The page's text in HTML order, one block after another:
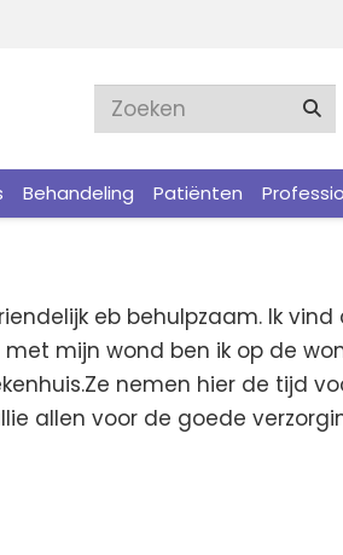
Behandeling Patiënten
eb behulpzaam. Ik
mijn wond ben ik op de
nemen hier de tijd
allen voor de goede